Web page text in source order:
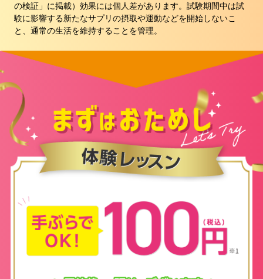
の検証」に掲載）効果には個人差があります。試験期間中は試
験に影響する新たなサプリの摂取や運動などを開始しないこ
と、通常の生活を維持することを管理。